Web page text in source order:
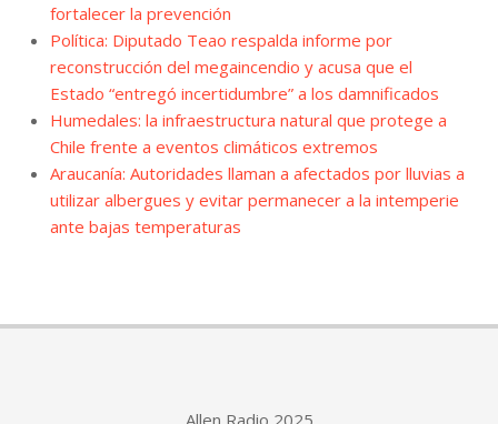
fortalecer la prevención
Política: Diputado Teao respalda informe por
reconstrucción del megaincendio y acusa que el
Estado “entregó incertidumbre” a los damnificados
Humedales: la infraestructura natural que protege a
Chile frente a eventos climáticos extremos
Araucanía: Autoridades llaman a afectados por lluvias a
utilizar albergues y evitar permanecer a la intemperie
ante bajas temperaturas
Allen Radio 2025